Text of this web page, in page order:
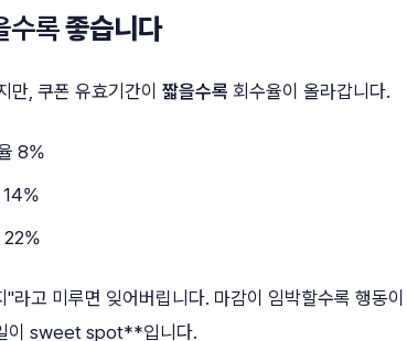
수록좋습니다
만, 쿠폰 유효기간이 짧을수록 회수율이 올라갑니다.
8%
14%
22%
라고 미루면 잊어버립니다. 마감이 임박할수록 행동
이 sweet spot**입니다.